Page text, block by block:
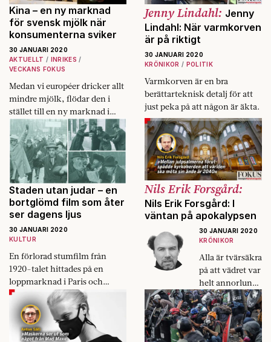
Kina – en ny marknad
för svensk mjölk när
konsumenterna sviker
30 JANUARI 2020
AKTUELLT
INRIKES
VECKANS FOKUS
Medan vi européer dricker allt
mindre mjölk, flödar den i
stället till en ny marknad i
Kina, driven av mjölklobbyn.
Jenny Lindahl: Jenny
Lindahl: När varmkorven
är på riktigt
30 JANUARI 2020
KRÖNIKOR
POLITIK
Varmkorven är en bra
berättarteknisk detalj för att
just peka på att någon är äkta.
Staden utan judar – en
bortglömd film som åter
ser dagens ljus
30 JANUARI 2020
KULTUR
En förlorad stumfilm från
1920-talet hittades på en
loppmarknad i Paris och
turnerar nu världen över.
Nils Erik Forsgård:
Nils Erik Forsgård: I
väntan på apokalypsen
30 JANUARI 2020
KRÖNIKOR
Alla är tvärsäkra
på att vädret var
helt annorlunda
förr.